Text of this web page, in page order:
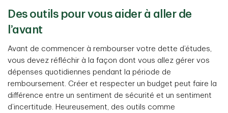
Des outils pour vous aider à aller de
l’avant
Avant de commencer à rembourser votre dette d’études,
vous devez réfléchir à la façon dont vous allez gérer vos
dépenses quotidiennes pendant la période de
remboursement. Créer et respecter un budget peut faire la
différence entre un sentiment de sécurité et un sentiment
d’incertitude. Heureusement, des outils comme